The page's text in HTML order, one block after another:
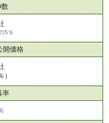
数
5％
開価格
）
率